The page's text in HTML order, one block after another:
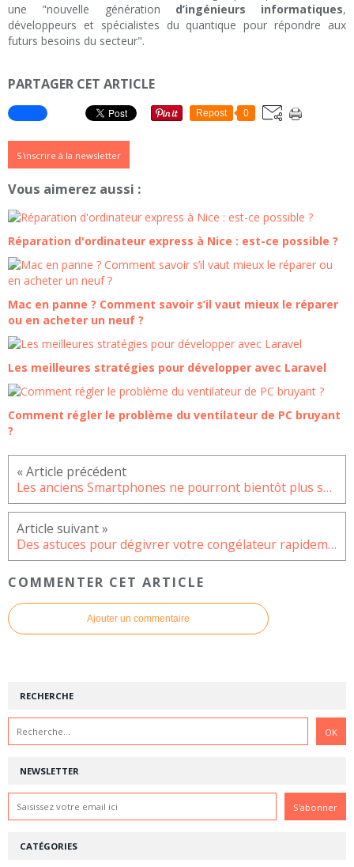
une "nouvelle génération d’ingénieurs informatiques,
développeurs et spécialistes du quantique pour répondre aux
futurs besoins du secteur".
PARTAGER CET ARTICLE
Repost 0
S'inscrire à la newsletter
Vous aimerez aussi :
Réparation d'ordinateur express à Nice : est-ce possible ?
Mac en panne ? Comment savoir s’il vaut mieux le réparer
ou en acheter un neuf ?
Les meilleures stratégies pour développer avec Laravel
Comment régler le problème du ventilateur de PC bruyant
?
Les anciens Smartphones ne pourront bientôt plus se connecter à Google
Des astuces pour dégivrer votre congélateur rapidement
COMMENTER CET ARTICLE
Ajouter un commentaire
NEWSLETTER
RECHERCHE
CATÉGORIES